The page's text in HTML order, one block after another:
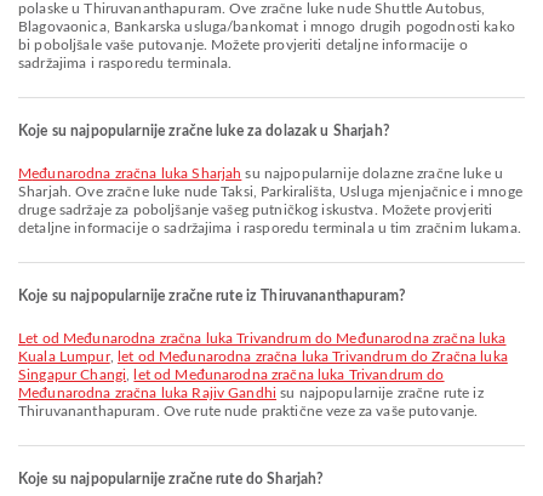
polaske u Thiruvananthapuram. Ove zračne luke nude Shuttle Autobus,
Blagovaonica, Bankarska usluga/bankomat i mnogo drugih pogodnosti kako
bi poboljšale vaše putovanje. Možete provjeriti detaljne informacije o
sadržajima i rasporedu terminala.
Koje su najpopularnije zračne luke za dolazak u Sharjah?
Međunarodna zračna luka Sharjah su najpopularnije dolazne zračne luke u
Sharjah. Ove zračne luke nude Taksi, Parkirališta, Usluga mjenjačnice i mnoge
druge sadržaje za poboljšanje vašeg putničkog iskustva. Možete provjeriti
detaljne informacije o sadržajima i rasporedu terminala u tim zračnim lukama.
Koje su najpopularnije zračne rute iz Thiruvananthapuram?
let od Međunarodna zračna luka Trivandrum do Međunarodna zračna luka
Kuala Lumpur,
let od Međunarodna zračna luka Trivandrum do Zračna luka
Singapur Changi
let od Međunarodna zračna luka Trivandrum do
Međunarodna zračna luka Rajiv Gandhi su najpopularnije zračne rute iz
Thiruvananthapuram. Ove rute nude praktične veze za vaše putovanje.
Koje su najpopularnije zračne rute do Sharjah?